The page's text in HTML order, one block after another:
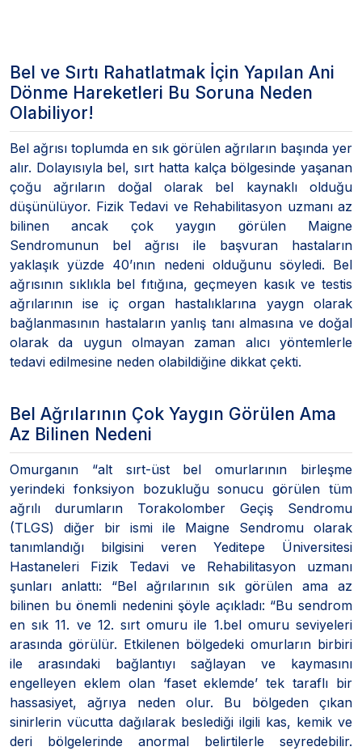
Bel ve Sırtı Rahatlatmak İçin Yapılan Ani
Dönme Hareketleri Bu Soruna Neden
Olabiliyor!
Bel ağrısı toplumda en sık görülen ağrıların başında yer
alır. Dolayısıyla bel, sırt hatta kalça bölgesinde yaşanan
çoğu ağrıların doğal olarak bel kaynaklı olduğu
düşünülüyor. Fizik Tedavi ve Rehabilitasyon uzmanı az
bilinen ancak çok yaygın görülen Maigne
Sendromunun bel ağrısı ile başvuran hastaların
yaklaşık yüzde 40’ının nedeni olduğunu söyledi. Bel
ağrısının sıklıkla bel fıtığına, geçmeyen kasık ve testis
ağrılarının ise iç organ hastalıklarına yaygn olarak
bağlanmasının hastaların yanlış tanı almasına ve doğal
olarak da uygun olmayan zaman alıcı yöntemlerle
tedavi edilmesine neden olabildiğine dikkat çekti.
Bel Ağrılarının Çok Yaygın Görülen Ama
Az Bilinen Nedeni
Omurganın “alt sırt-üst bel omurlarının birleşme
yerindeki fonksiyon bozukluğu sonucu görülen tüm
ağrılı durumların Torakolomber Geçiş Sendromu
(TLGS) diğer bir ismi ile Maigne Sendromu olarak
tanımlandığı bilgisini veren Yeditepe Üniversitesi
Hastaneleri Fizik Tedavi ve Rehabilitasyon uzmanı
şunları anlattı: “Bel ağrılarının sık görülen ama az
bilinen bu önemli nedenini şöyle açıkladı: “Bu sendrom
en sık 11. ve 12. sırt omuru ile 1.bel omuru seviyeleri
arasında görülür. Etkilenen bölgedeki omurların birbiri
ile arasındaki bağlantıyı sağlayan ve kaymasını
engelleyen eklem olan ‘faset eklemde’ tek taraflı bir
hassasiyet, ağrıya neden olur. Bu bölgeden çıkan
sinirlerin vücutta dağılarak beslediği ilgili kas, kemik ve
deri bölgelerinde anormal belirtilerle seyredebilir.